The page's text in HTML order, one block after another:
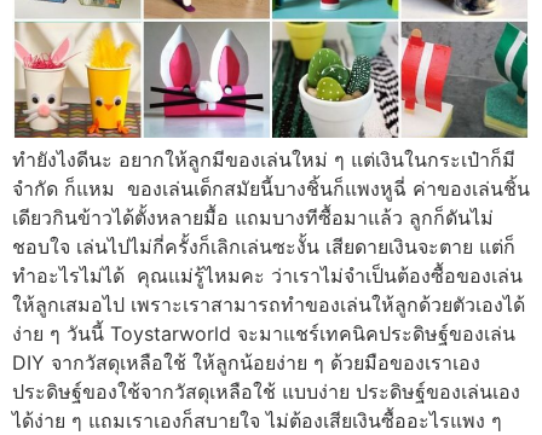
ทำยังไงดีนะ อยากให้ลูกมีของเล่นใหม่ ๆ แต่เงินในกระเป๋าก็มี
จำกัด ก็แหม ของเล่นเด็กสมัยนี้บางชิ้นก็แพงหูฉี่ ค่าของเล่นชิ้น
เดียวกินข้าวได้ตั้งหลายมื้อ แถมบางทีซื้อมาแล้ว ลูกก็ดันไม่
ชอบใจ เล่นไปไม่กี่ครั้งก็เลิกเล่นซะงั้น เสียดายเงินจะตาย แต่ก็
ทำอะไรไม่ได้ คุณแม่รู้ไหมคะ ว่าเราไม่จำเป็นต้องซื้อของเล่น
ให้ลูกเสมอไป เพราะเราสามารถทำของเล่นให้ลูกด้วยตัวเองได้
ง่าย ๆ วันนี้ Toystarworld จะมาแชร์เทคนิคประดิษฐ์ของเล่น
DIY จากวัสดุเหลือใช้ ให้ลูกน้อยง่าย ๆ ด้วยมือของเราเอง
ประดิษฐ์ของใช้จากวัสดุเหลือใช้ แบบง่าย ประดิษฐ์ของเล่นเอง
ได้ง่าย ๆ แถมเราเองก็สบายใจ ไม่ต้องเสียเงินซื้ออะไรแพง ๆ